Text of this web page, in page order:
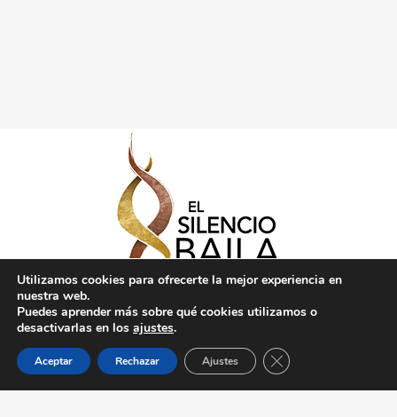
Politica de Privacidad
Utilizamos cookies para ofrecerte la mejor experiencia en
nuestra web.
Puedes aprender más sobre qué cookies utilizamos o
desactivarlas en los ajustes.
Aceptar Rechazar Ajustes Cerrar el banner de